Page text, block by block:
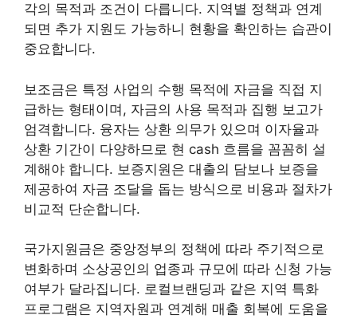
각의 목적과 조건이 다릅니다. 지역별 정책과 연계
되면 추가 지원도 가능하니 현황을 확인하는 습관이
중요합니다.
보조금은 특정 사업의 수행 목적에 자금을 직접 지
급하는 형태이며, 자금의 사용 목적과 집행 보고가
엄격합니다. 융자는 상환 의무가 있으며 이자율과
상환 기간이 다양하므로 현 cash 흐름을 꼼꼼히 설
계해야 합니다. 보증지원은 대출의 담보나 보증을
제공하여 자금 조달을 돕는 방식으로 비용과 절차가
비교적 단순합니다.
국가지원금은 중앙정부의 정책에 따라 주기적으로
변화하며 소상공인의 업종과 규모에 따라 신청 가능
여부가 달라집니다. 로컬브랜딩과 같은 지역 특화
프로그램은 지역자원과 연계해 매출 회복에 도움을